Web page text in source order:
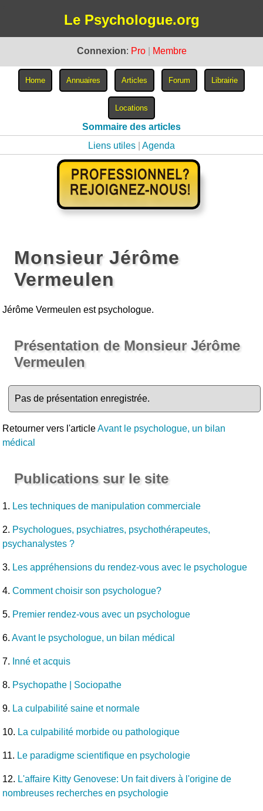
Le Psychologue.org
Connexion: Pro Membre
Sommaire des articles
Liens utiles
Agenda
Monsieur Jérôme
Vermeulen
Jérôme Vermeulen est psychologue.
Présentation de Monsieur Jérôme
Vermeulen
Pas de présentation enregistrée.
Retourner vers l'articleAvant le psychologue, un bilan
médical
Publications sur le site
1. Les techniques de manipulation commerciale
2. Psychologues, psychiatres, psychothérapeutes,
psychanalystes ?
3. Les appréhensions du rendez-vous avec le psychologue
4.Comment choisir son psychologue?
5. Premier rendez-vous avec un psychologue
6.Avant le psychologue, un bilan médical
7. Inné et acquis
8. Psychopathe | Sociopathe
9. La culpabilité saine et normale
10. La culpabilité morbide ou pathologique
11. Le paradigme scientifique en psychologie
12. L'affaire Kitty Genovese: Un fait divers à l'origine de
nombreuses recherches en psychologie